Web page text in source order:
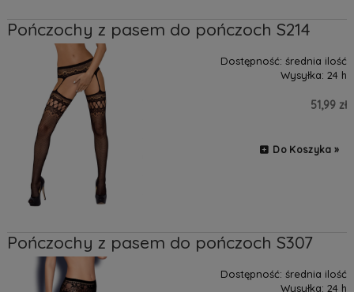
Pończochy z pasem do pończoch S214
Dostępność: średnia ilość
Wysyłka: 24 h
51,99 zł
Do Koszyka »
Pończochy z pasem do pończoch S307
Dostępność: średnia ilość
Wysyłka: 24 h